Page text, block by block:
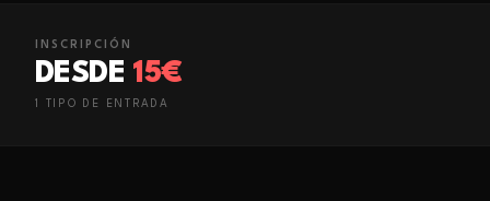
INSCRIPCIÓN
DESDE 15€
1 TIPO DE ENTRADA